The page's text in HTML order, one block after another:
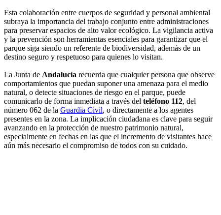
Esta colaboración entre cuerpos de seguridad y personal ambiental
subraya la importancia del trabajo conjunto entre administraciones
para preservar espacios de alto valor ecológico. La vigilancia activa
y la prevención son herramientas esenciales para garantizar que el
parque siga siendo un referente de biodiversidad, además de un
destino seguro y respetuoso para quienes lo visitan.
La Junta de Andalucía recuerda que cualquier persona que observe
comportamientos que puedan suponer una amenaza para el medio
natural, o detecte situaciones de riesgo en el parque, puede
comunicarlo de forma inmediata a través del teléfono 112, del
número 062 de la Guardia Civil, o directamente a los agentes
presentes en la zona. La implicación ciudadana es clave para seguir
avanzando en la protección de nuestro patrimonio natural,
especialmente en fechas en las que el incremento de visitantes hace
aún más necesario el compromiso de todos con su cuidado.